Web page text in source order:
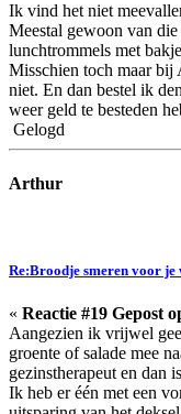
Ik vind het niet
Meestal gewoon van
lunchtrommels met
Misschien toch maar bij
niet. En dan bestel ik
weer geld te besteden
Gelogd
Arthur
Re:Broodje smeren voor je
« Reactie #19 Gepost
Aangezien ik vrijwel
groente of salade mee
gezinstherapeut en dan
Ik heb er één met een